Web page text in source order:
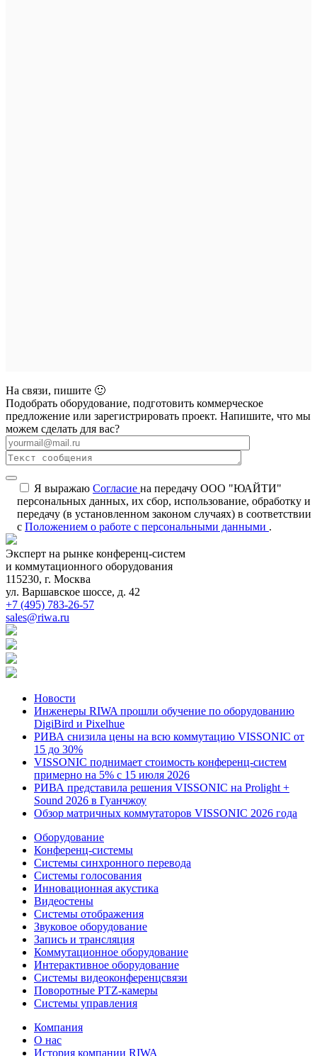
На связи, пишите 🙂
Подобрать оборудование, подготовить коммерческое
предложение или зарегистрировать проект. Напишите, что мы
можем сделать для вас?
Я выражаю Согласие на передачу ООО "ЮАЙТИ"
персональных данных, их сбор, использование, обработку и
передачу (в установленном законом случаях) в соответствии
с Положением о работе с персональными данными .
Эксперт на рынке конференц-систем
и коммутационного оборудования
115230, г. Москва
ул. Варшавское шоссе, д. 42
+7 (495) 783-26-57
sales@riwa.ru
Новости
Инженеры RIWA прошли обучение по оборудованию
DigiBird и Pixelhue
РИВА снизила цены на всю коммутацию VISSONIC от
15 до 30%
VISSONIC поднимает стоимость конференц-систем
примерно на 5% с 15 июля 2026
РИВА представила решения VISSONIC на Prolight +
Sound 2026 в Гуанчжоу
Обзор матричных коммутаторов VISSONIC 2026 года
Оборудование
Конференц-системы
Системы синхронного перевода
Системы голосования
Инновационная акустика
Видеостены
Системы отображения
Звуковое оборудование
Запись и трансляция
Коммутационное оборудование
Интерактивное оборудование
Системы видеоконференцсвязи
Поворотные PTZ-камеры
Системы управления
Компания
О нас
История компании RIWA